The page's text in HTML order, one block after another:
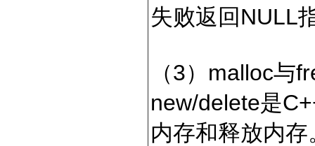
失败返回NULL
（3）malloc与
new/delete是
内存和释放内存